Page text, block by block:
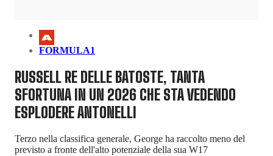
FORMULA1
RUSSELL RE DELLE BATOSTE, TANTA
SFORTUNA IN UN 2026 CHE STA VEDENDO
ESPLODERE ANTONELLI
Terzo nella classifica generale, George ha raccolto meno del
previsto a fronte dell'alto potenziale della sua W17